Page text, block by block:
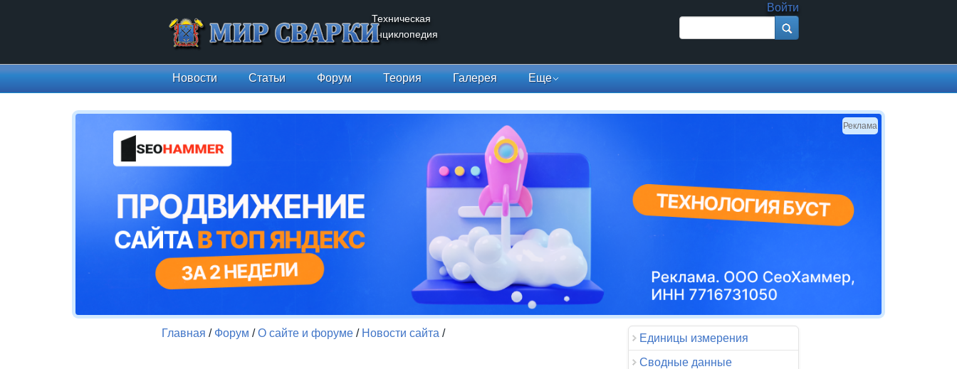
Техническая
энциклопедия
Войти
Форма поиска
Новости Статьи Форум Теория Галерея Еще
Реклама
Главная / Форум /О сайте и форуме / Новости сайта /
Единицы измерения
Сводные данные